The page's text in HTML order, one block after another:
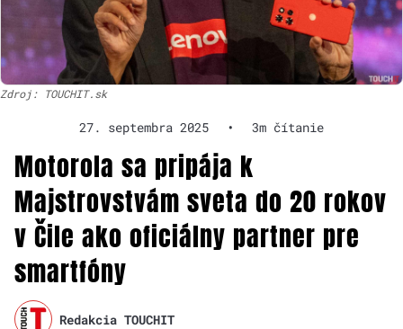
Zdroj: TOUCHIT.sk
27. septembra 2025 • 3m čítanie
Motorola sa pripája k
Majstrovstvám sveta do 20 rokov
v Čile ako oficiálny partner pre
smartfóny
Redakcia TOUCHIT